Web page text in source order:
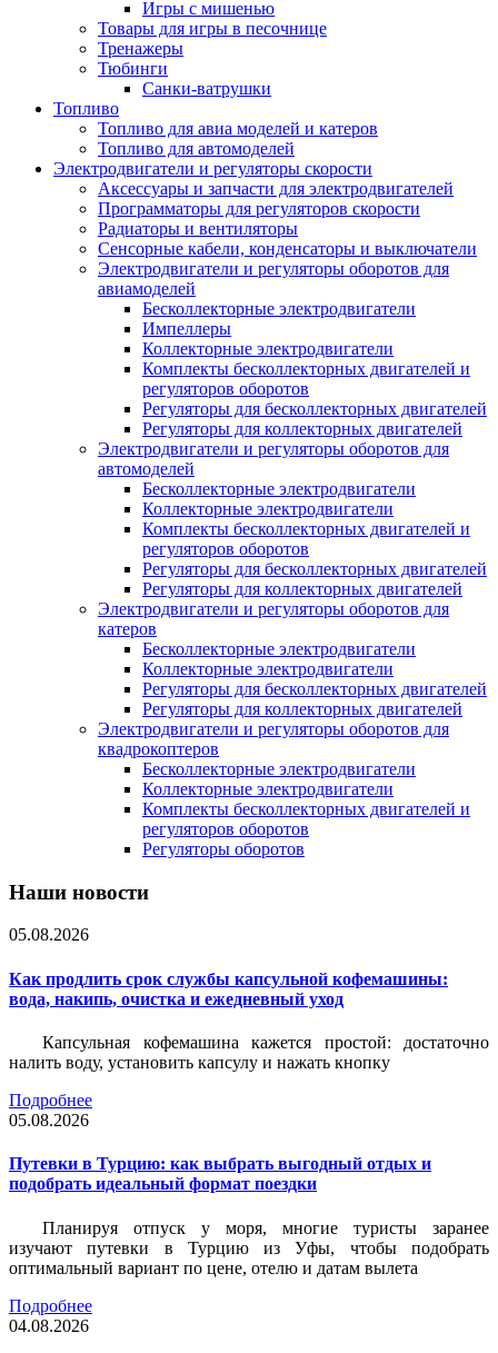
Игры с мишенью
Товары для игры в песочнице
Тренажеры
Тюбинги
Санки-ватрушки
Топливо
Топливо для авиа моделей и катеров
Топливо для автомоделей
Электродвигатели и регуляторы скорости
Аксессуары и запчасти для электродвигателей
Программаторы для регуляторов скорости
Радиаторы и вентиляторы
Сенсорные кабели, конденсаторы и выключатели
Электродвигатели и регуляторы оборотов для
авиамоделей
Бесколлекторные электродвигатели
Импеллеры
Коллекторные электродвигатели
Комплекты бесколлекторных двигателей и
регуляторов оборотов
Регуляторы для бесколлекторных двигателей
Регуляторы для коллекторных двигателей
Электродвигатели и регуляторы оборотов для
автомоделей
Бесколлекторные электродвигатели
Коллекторные электродвигатели
Комплекты бесколлекторных двигателей и
регуляторов оборотов
Регуляторы для бесколлекторных двигателей
Регуляторы для коллекторных двигателей
Электродвигатели и регуляторы оборотов для
катеров
Бесколлекторные электродвигатели
Коллекторные электродвигатели
Регуляторы для бесколлекторных двигателей
Регуляторы для коллекторных двигателей
Электродвигатели и регуляторы оборотов для
квадрокоптеров
Бесколлекторные электродвигатели
Коллекторные электродвигатели
Комплекты бесколлекторных двигателей и
регуляторов оборотов
Регуляторы оборотов
Наши новости
05.08.2026
Как продлить срок службы капсульной кофемашины:
вода, накипь, очистка и ежедневный уход
Капсульная кофемашина кажется простой: достаточно
налить воду, установить капсулу и нажать кнопку
Подробнее
05.08.2026
Путевки в Турцию: как выбрать выгодный отдых и
подобрать идеальный формат поездки
Планируя отпуск у моря, многие туристы заранее
изучают путевки в Турцию из Уфы, чтобы подобрать
оптимальный вариант по цене, отелю и датам вылета
Подробнее
04.08.2026